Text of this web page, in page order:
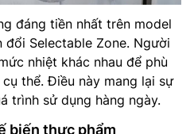
đáng tiền nhất trên model
đổi Selectable Zone. Người
nhiệt khác nhau để phù
thể. Điều này mang lại sự
trình sử dụng hàng ngày.
biến thực phẩm